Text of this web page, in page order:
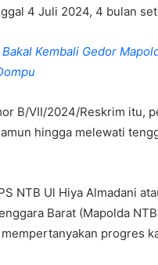
4 Juli 2024, 4 bulan
Bakal Kembali Gedor
B/VII/2024/Reskrim itu,
hingga melewati
NTB Ul Hiya Almadani
Barat (Mapolda
progres